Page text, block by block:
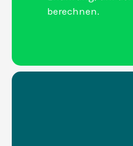
berechnen.